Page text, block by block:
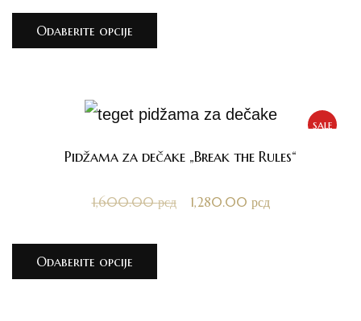
Odaberite opcije
sale
Pidžama za dečake „Break the Rules“
1,600.00рсд 1,280.00 рсд
Odaberite opcije